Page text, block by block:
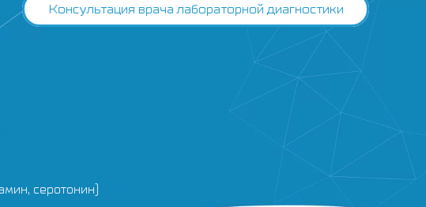
Консультация врача лабораторной диагностики
серотонин)